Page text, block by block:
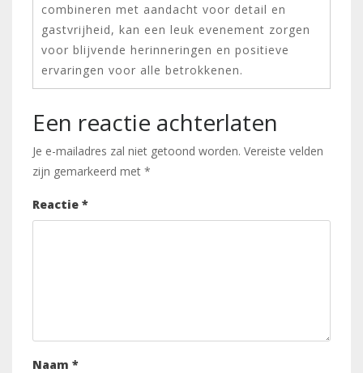
combineren met aandacht voor detail en
gastvrijheid, kan een leuk evenement zorgen
voor blijvende herinneringen en positieve
ervaringen voor alle betrokkenen.
Een reactie achterlaten
Je e-mailadres zal niet getoond worden. Vereiste velden
zijn gemarkeerd met *
Reactie *
Naam *